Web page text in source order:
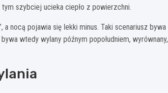
szybciej ucieka ciepło z powierzchni.
nocą pojawia się lekki minus. Taki scenariusz bywa
wtedy wylany późnym popołudniem, wyrównany,